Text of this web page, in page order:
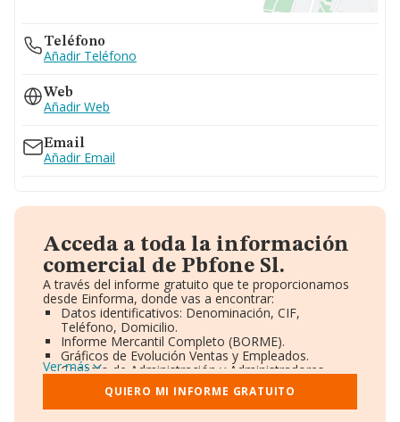
Teléfono
Añadir Teléfono
Web
Añadir Web
Email
Añadir Email
Acceda a toda la información
comercial de Pbfone Sl.
A través del informe gratuito que te proporcionamos
desde Einforma, donde vas a encontrar:
Datos identificativos: Denominación, CIF,
Teléfono, Domicilio.
Informe Mercantil Completo (BORME).
Gráficos de Evolución Ventas y Empleados.
Consejo de Administración y Administradores.
Directivos y Ejecutivos.
Accionistas.
Participaciones y Vinculaciones en otras empresas.
Ver más
QUIERO MI INFORME GRATUITO